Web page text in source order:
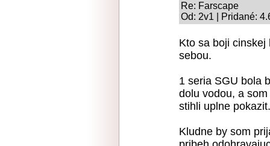
Re: Farscape
Od: 2v1 | Pridané:
Kto sa boji cinskej
sebou.
1 seria SGU bola
dolu vodou, a
stihli uplne pokazit.
Kludne by som